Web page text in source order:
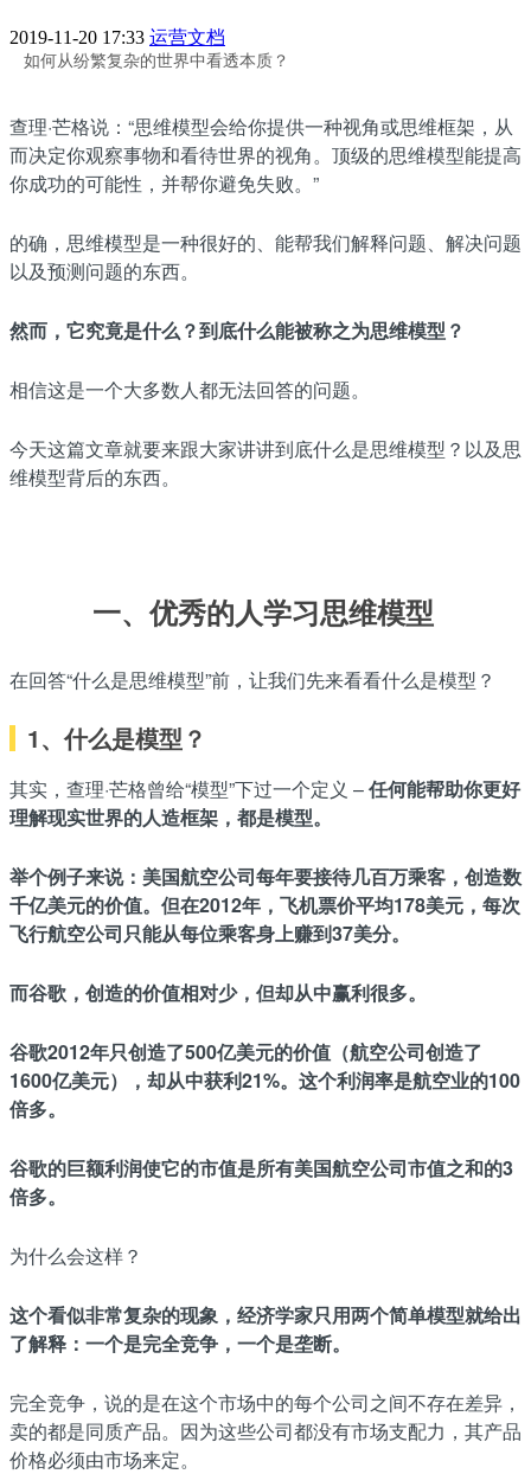
2019-11-20 17:33 运营文档
如何从纷繁复杂的世界中看透本质？
查理·芒格说：“思维模型会给你提供一种视角或思维框架，从
而决定你观察事物和看待世界的视角。顶级的思维模型能提高
你成功的可能性，并帮你避免失败。”
的确，思维模型是一种很好的、能帮我们解释问题、解决问题
以及预测问题的东西。
然而，它究竟是什么？到底什么能被称之为思维模型？
相信这是一个大多数人都无法回答的问题。
今天这篇文章就要来跟大家讲讲到底什么是思维模型？以及思
维模型背后的东西。
一、优秀的人学习思维模型
在回答“什么是思维模型”前，让我们先来看看什么是模型？
1、什么是模型？
其实，查理·芒格曾给“模型”下过一个定义 –任何能帮助你更好
理解现实世界的人造框架，都是模型。
举个例子来说：美国航空公司每年要接待几百万乘客，创造数
千亿美元的价值。但在2012年，飞机票价平均178美元，每次
飞行航空公司只能从每位乘客身上赚到37美分。
而谷歌，创造的价值相对少，但却从中赢利很多。
谷歌2012年只创造了500亿美元的价值（航空公司创造了
1600亿美元），却从中获利21%。这个利润率是航空业的100
倍多。
谷歌的巨额利润使它的市值是所有美国航空公司市值之和的3
倍多。
为什么会这样？
这个看似非常复杂的现象，经济学家只用两个简单模型就给出
了解释： 一个是完全竞争，一个是垄断。
完全竞争，说的是在这个市场中的每个公司之间不存在差异，
卖的都是同质产品。因为这些公司都没有市场支配力，其产品
价格必须由市场来定。